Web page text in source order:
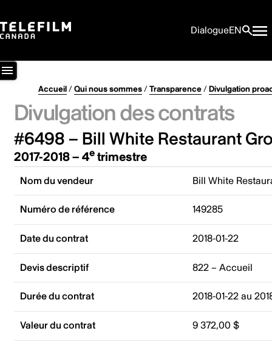
DialogueEN
Accueil/Qui nous sommes/Transparence/Divulgation
Divulgation des contrats
#6498 – Bill White Restaurant
2017-2018 – 4etrimestre
Nom du vendeur Bill White
Numéro de référence 149285
Date du contrat 2018-01-22
Devis descriptif 822 – Accueil
Durée du contrat 2018-01-22 au
Valeur du contrat 9 372,00 $